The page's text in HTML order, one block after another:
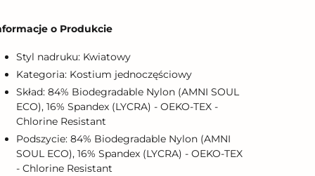
o Produkcie
Styl nadruku: Kwiatowy
Kategoria: Kostium jednoczęściowy
Skład: 84% Biodegradable Nylon (AMNI SOUL
ECO), 16% Spandex (LYCRA) - OEKO-TEX -
Chlorine Resistant
Podszycie: 84% Biodegradable Nylon (AMNI
SOUL ECO), 16% Spandex (LYCRA) - OEKO-TEX
- Chlorine Resistant